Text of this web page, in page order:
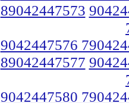
89042447573
9042447576
89042447577
9042447580